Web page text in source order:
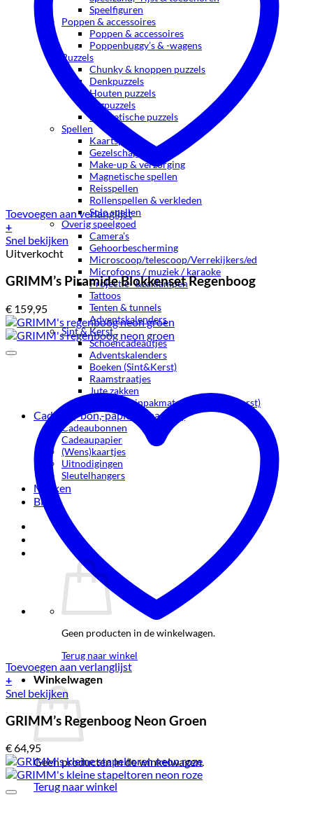
Speelfiguren
Poppen & accessoires
Poppen & accessoires
Poppenbuggy’s & -wagens
Puzzels
Chunky & knoppen puzzels
Denkpuzzels
Houten puzzels
Legpuzzels
Magnetische puzzels
Spellen
Kaartspellen
Gezelschapsspellen
Make-up & verzorging
Magnetische spellen
Reisspellen
Rollenspellen & verkleden
Solo spellen
Overig speelgoed
Camera’s
Gehoorbescherming
Microscoop/telescoop/Verrekijkers/ed
Microfoons / muziek / karaoke
Projectie- &zaklampen
Tattoos
Tenten & tunnels
Adventskalenders
Sint & Kerst
Schoencadeautjes
Adventskalenders
Boeken (Sint&Kerst)
Raamstraatjes
Jute zakken
Stickers & inpakmaterialen (Sint&Kerst)
Cadeau (-bon,-papier&kaartjes)
Cadeaubonnen
Cadeaupapier
(Wens)kaartjes
Uitnodigingen
Sleutelhangers
Merken
Blog
Geen producten in de winkelwagen.
Terug naar winkel
Winkelwagen
Geen producten in de winkelwagen.
Terug naar winkel
Toevoegen aan verlanglijst
+
Snel bekijken
Uitverkocht
GRIMM’s Piramide Blokkenset Regenboog
€ 159,95
Toevoegen aan verlanglijst
+
Snel bekijken
GRIMM’s Regenboog Neon Groen
€64,95